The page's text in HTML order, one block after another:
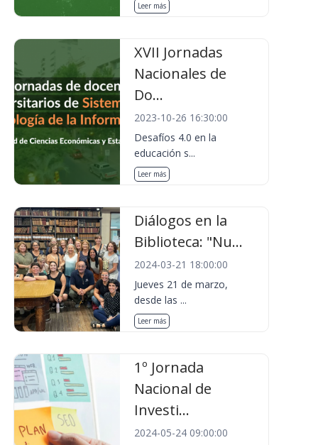
Leer más
XVII Jornadas
Nacionales de
Do...
2023-10-26 16:30:00
Desafíos 4.0 en la
educación s...
Leer más
Diálogos en la
Biblioteca: "Nu...
2024-03-21 18:00:00
Jueves 21 de marzo,
desde las ...
Leer más
1º Jornada
Nacional de
Investi...
2024-05-24 09:00:00